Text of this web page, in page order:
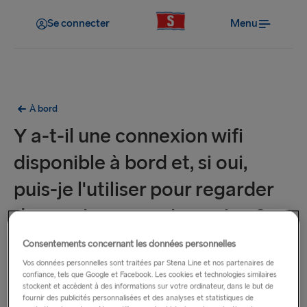
Se connecter Menu
À bord
Y a-t-il une connexion wifi
disponible à bord et, si oui,
puis-je l'utiliser pour regarder
des contenus en streaming ?
Tout d'abord, n'oubliez pas de désactiver les données
mobiles lorsque vous montez à bord, car les frais d'itinérance
sont élevés en mer. Ces frais ne sont pas fixés par Stena
Line.
Consentements concernant les données personnelles
Vos données personnelles sont traitées par Stena Line et nos partenaires de
confiance, tels que Google et Facebook. Les cookies et technologies similaires
stockent et accèdent à des informations sur votre ordinateur, dans le but de
fournir des publicités personnalisées et des analyses et statistiques de